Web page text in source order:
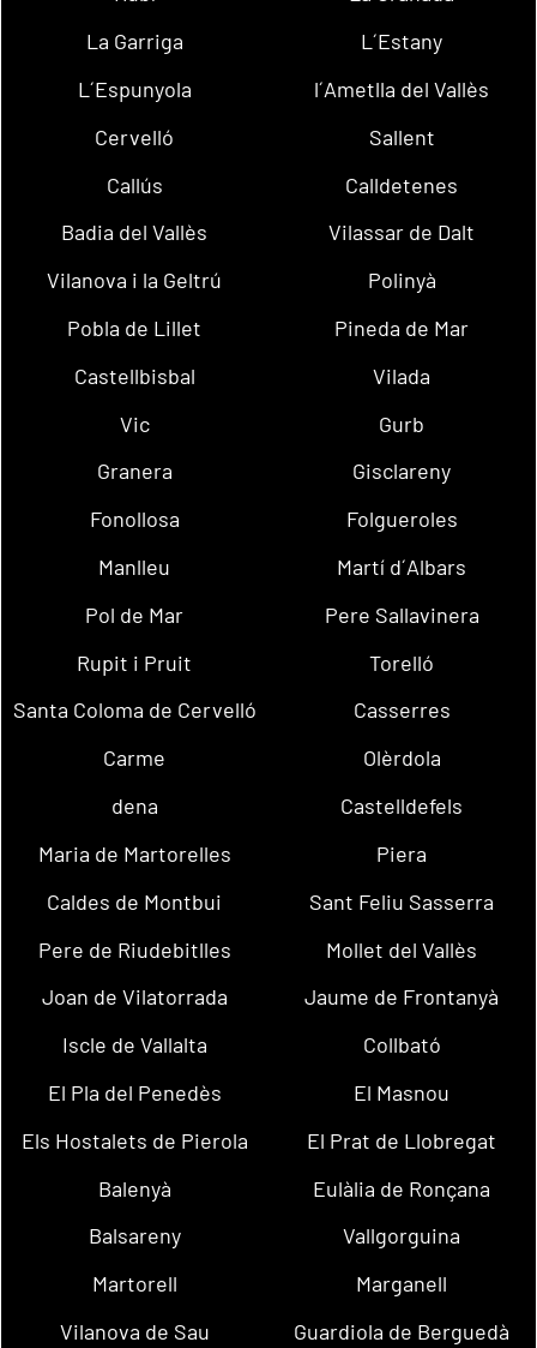
La Garriga
L´Estany
L´Espunyola
l´Ametlla del Vallès
Cervelló
Sallent
Callús
Calldetenes
Badia del Vallès
Vilassar de Dalt
Vilanova i la Geltrú
Polinyà
Pobla de Lillet
Pineda de Mar
Castellbisbal
Vilada
Vic
Gurb
Granera
Gisclareny
Fonollosa
Folgueroles
Manlleu
Martí d´Albars
Pol de Mar
Pere Sallavinera
Rupit i Pruit
Torelló
Santa Coloma de Cervelló
Casserres
Carme
Olèrdola
dena
Castelldefels
Maria de Martorelles
Piera
Caldes de Montbui
Sant Feliu Sasserra
Pere de Riudebitlles
Mollet del Vallès
Joan de Vilatorrada
Jaume de Frontanyà
Iscle de Vallalta
Collbató
El Pla del Penedès
El Masnou
Els Hostalets de Pierola
El Prat de Llobregat
Balenyà
Eulàlia de Ronçana
Balsareny
Vallgorguina
Martorell
Marganell
Vilanova de Sau
Guardiola de Berguedà